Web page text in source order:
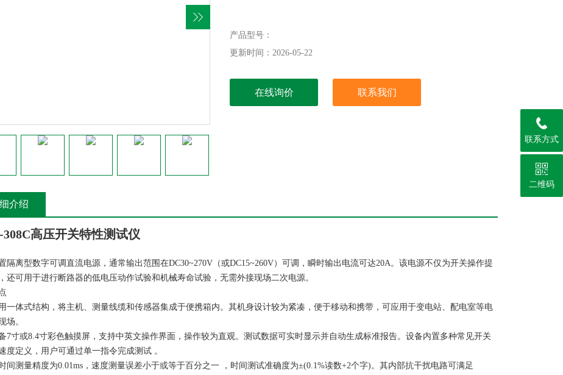
产品型号：
更新时间：2026-05-22
在线询价 联系我们
介绍
高压开关特性测试仪
隔离型数字可调直流电源，通常输出范围在DC30~270V（或DC15~260V）可调，瞬时输出电流可达20A。该电源不仅为开关操作提
还可用于进行断路器的低电压动作试验和机械寿命试验，无需外接现场二次电源。
一体式结构，将主机、测量线缆和传感器集成于便携箱内。其机身设计较为紧凑，便于移动和携带，可应用于变电站、配电室等电
场。
7寸或8.4寸彩色触摸屏，支持中英文操作界面，操作较为直观。测试数据可实时显示并自动生成标准报告。设备内置多种常见开关
度定义，用户可通过单一指令完成测试 。
间测量精度为0.01ms，速度测量误差小于或等于百分之一 ，时间测试准确度为±(0.1%读数+2个字)。其内部抗干扰电路可满足
联系方式
二维码